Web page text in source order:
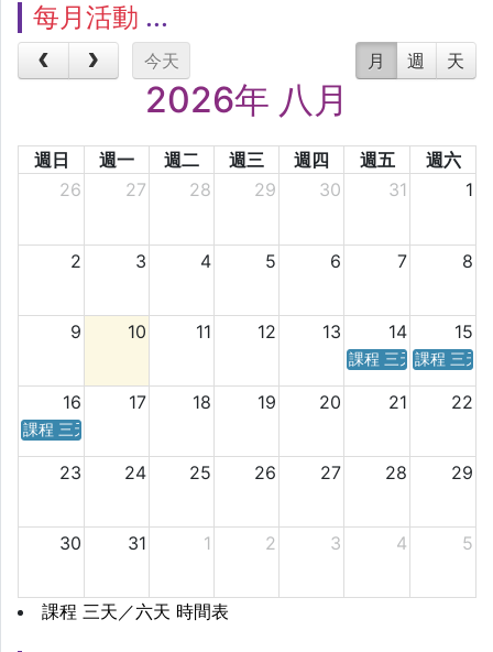
每月活動
今天 月 週 天
2026年 八月
週日 週一 週二 週三 週四 週五
週六
26
27 28 29 30 31 1
2 3 4 5 6 7 8
9 10 11 12 13 14 15
課程 三天／六天 時
課程 三天
16 17 18 19 20 21 22
課程 三天／六天 時間表
23 24 25 26 27 28 29
30 31 1 2 3 4 5
課程 三天／六天 時間表